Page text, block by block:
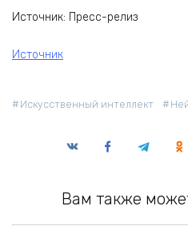
Источник: Пресс-релиз
Источник
Искусственный интеллект
Вам также